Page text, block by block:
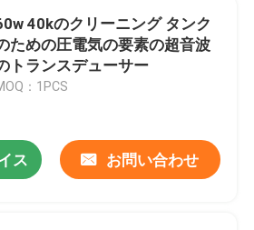
40kのクリーニング タンク
ための圧電気の要素の超音波
トランスデューサー
：1PCS
ス お問い合わせ